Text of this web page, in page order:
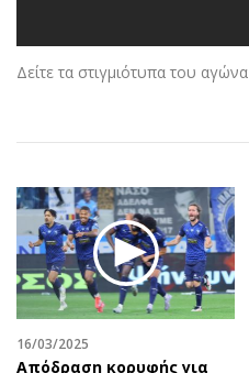
Κύπρος
Ελλάδα
Κληρώσεις Allwyn
Οικονομία
Real Estate
Επιχειρήσεις
Αγορές
Money Review
Δείτε τα στιγμιότυπα του αγώνα
16/03/2025
Απόδραση κορυφής για